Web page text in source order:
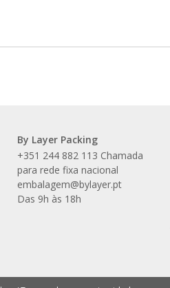
By Layer Packing
+351 244 882 113 Chamada
para rede fixa nacional
embalagem@bylayer.pt
Das 9h às 18h